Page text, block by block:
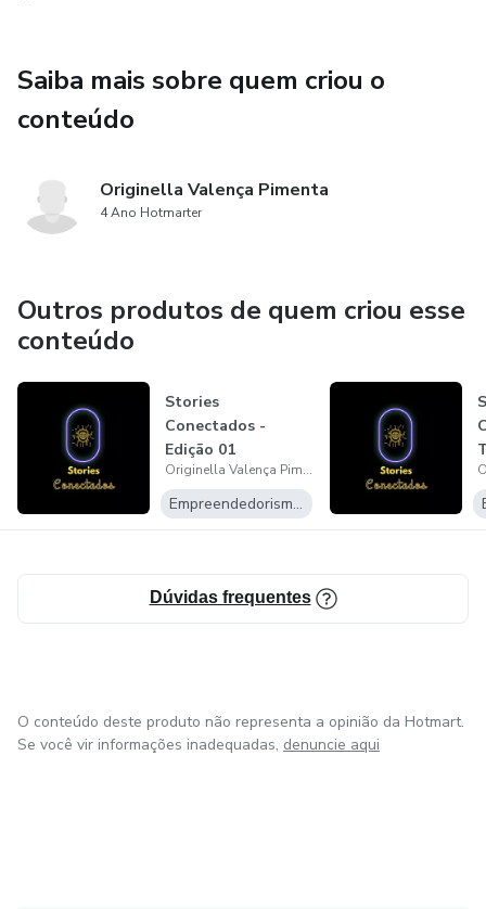
Saiba mais sobre quem criou o
conteúdo
Originella Valença Pimenta
4 Ano Hotmarter
Outros produtos de quem criou esse
conteúdo
Stories
Conectados -
Edição 01
Originella Valença Pimenta
Empreendedorismo Digital
Dúvidas frequentes
O conteúdo deste produto não representa a opinião da Hotmart.
Se você vir informações inadequadas, denuncie aqui